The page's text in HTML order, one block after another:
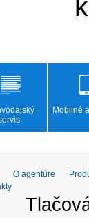
Mobilné
O agentúre